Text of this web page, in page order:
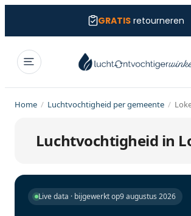
GRATISretourneren
Home / Luchtvochtigheid per gemeente /
Luchtvochtigheid in
Live data · bijgewerkt op9 augustus 2026